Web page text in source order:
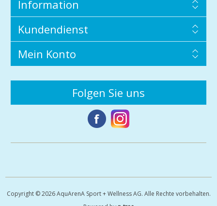
Information
Kundendienst
Mein Konto
Folgen Sie uns
Copyright © 2026 AquArenA Sport + Wellness AG. Alle Rechte vorbehalten.